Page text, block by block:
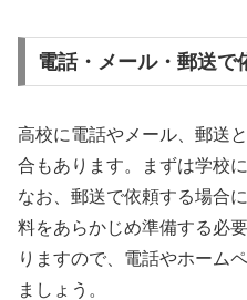
電話・メール・郵送で
高校に電話やメール、郵送
合もあります。まずは学校
なお、郵送で依頼する場合
料をあらかじめ準備する必
りますので、電話やホーム
ましょう。